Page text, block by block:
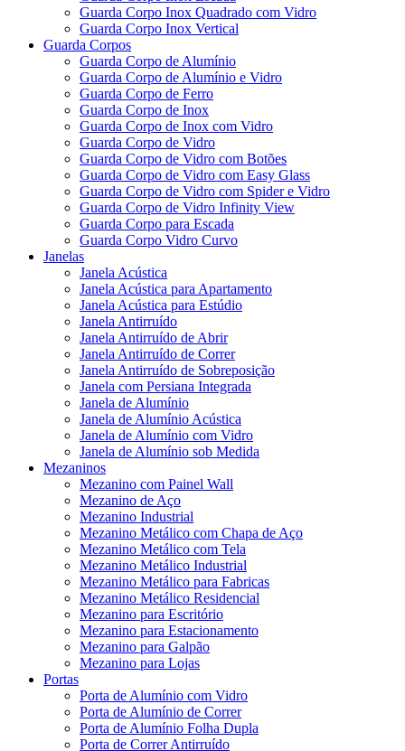
Guarda Corpo Inox Quadrado com Vidro
Guarda Corpo Inox Vertical
Guarda Corpos
Guarda Corpo de Alumínio
Guarda Corpo de Alumínio e Vidro
Guarda Corpo de Ferro
Guarda Corpo de Inox
Guarda Corpo de Inox com Vidro
Guarda Corpo de Vidro
Guarda Corpo de Vidro com Botões
Guarda Corpo de Vidro com Easy Glass
Guarda Corpo de Vidro com Spider e Vidro
Guarda Corpo de Vidro Infinity View
Guarda Corpo para Escada
Guarda Corpo Vidro Curvo
Janelas
Janela Acústica
Janela Acústica para Apartamento
Janela Acústica para Estúdio
Janela Antirruído
Janela Antirruído de Abrir
Janela Antirruído de Correr
Janela Antirruído de Sobreposição
Janela com Persiana Integrada
Janela de Alumínio
Janela de Alumínio Acústica
Janela de Alumínio com Vidro
Janela de Alumínio sob Medida
Mezaninos
Mezanino com Painel Wall
Mezanino de Aço
Mezanino Industrial
Mezanino Metálico com Chapa de Aço
Mezanino Metálico com Tela
Mezanino Metálico Industrial
Mezanino Metálico para Fabricas
Mezanino Metálico Residencial
Mezanino para Escritório
Mezanino para Estacionamento
Mezanino para Galpão
Mezanino para Lojas
Portas
Porta de Alumínio com Vidro
Porta de Alumínio de Correr
Porta de Alumínio Folha Dupla
Porta de Correr Antirruído